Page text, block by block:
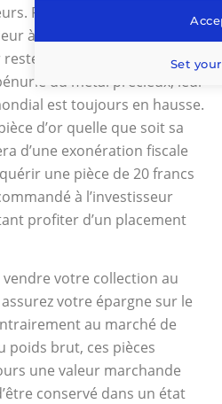
Pour pouvoir espérer un
à votre mise d’origine, les
le placement idéal.
du métal précieux, leur
est toujours en hausse.
d’or quelle que soit sa
d’une exonération fiscale
une pièce de 20 francs
à l’investisseur
profiter d’un placement
vendre votre collection au
votre épargne sur le
au marché de
poids brut, ces pièces
une valeur marchande
conservé dans un état
Set